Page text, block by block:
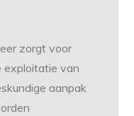
zorgt voor
van
aanpak